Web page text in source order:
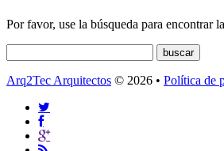
Por favor, use la búsqueda para encontrar
Arq2Tec Arquitectos © 2026 • Política de